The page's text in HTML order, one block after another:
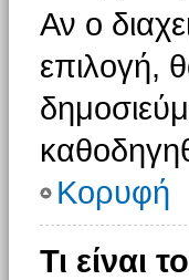
Αν ο
επιλογή,
Κορυφή
Τι είναι